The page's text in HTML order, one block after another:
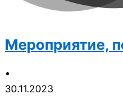
Мероприятие,
•
30.11.2023